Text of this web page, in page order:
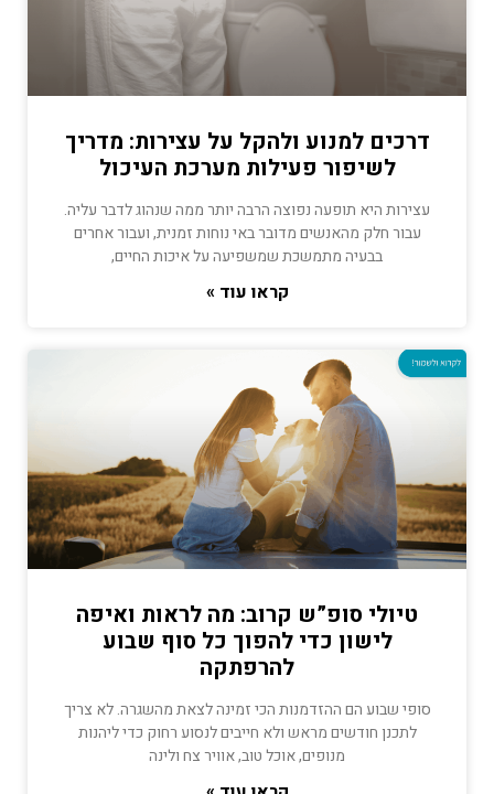
דרכים למנוע ולהקל על עצירות: מדריך
לשיפור פעילות מערכת העיכול
עצירות היא תופעה נפוצה הרבה יותר ממה שנהוג לדבר עליה.
עבור חלק מהאנשים מדובר באי נוחות זמנית, ועבור אחרים
בבעיה מתמשכת שמשפיעה על איכות החיים,
קראו עוד »
טיולי סופ”ש קרוב: מה לראות ואיפה
לישון כדי להפוך כל סוף שבוע
להרפתקה
סופי שבוע הם ההזדמנות הכי זמינה לצאת מהשגרה. לא צריך
לתכנן חודשים מראש ולא חייבים לנסוע רחוק כדי ליהנות
מנופים, אוכל טוב, אוויר צח ולינה